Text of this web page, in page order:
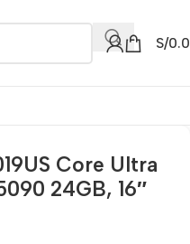
S/
Core Ultra
24GB, 16″